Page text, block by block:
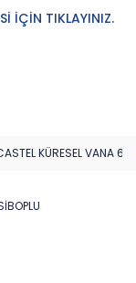
İÇİN TIKLAYINIZ.
KÜRESEL VANA 66